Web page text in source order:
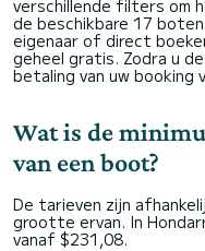
verschillende filters om
de beschikbare 17
eigenaar of direct
geheel gratis. Zodra u
betaling van uw booking
Wat is de
van een boot?
De tarieven zijn
grootte ervan. In
vanaf $231,08.